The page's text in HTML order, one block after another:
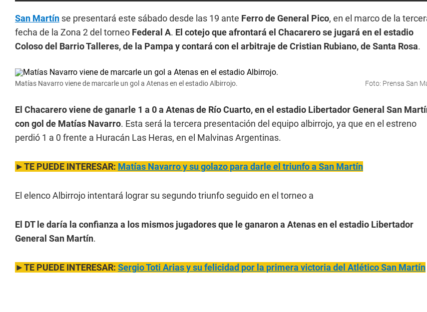
San Martín se presentará este sábado desde las 19 ante Ferrode General Pico, en el marco de la
fecha de la Zona 2 del torneo Federal A. El cotejo que afrontará el Chacarero se jugará en el estadio
Coloso del Barrio Talleres, de la Pampa y contará con el arbitraje de Cristian Rubiano, de Santa Rosa.
Matías Navarro viene de marcarle un gol a Atenas en el estadio Albirrojo. Foto: Prensa San
El Chacarero viene de ganarle 1 a 0 a Atenas de Río Cuarto, en el estadio Libertador General San
con gol de Matías Navarro. Esta será la tercera presentación del equipo albirrojo, ya que en el estreno
perdió 1 a 0 frente a Huracán Las Heras, en el Malvinas Argentinas.
►TE PUEDE INTERESAR: Matías Navarro y su golazo para darle el triunfo a San Martín
El elenco Albirrojo intentará lograr su segundo triunfo seguido en el torneo a
El DT le daría la confianza a los mismos jugadores que le ganaron a Atenas en el estadio Libertador
General San Martín.
►TE PUEDE INTERESAR: Sergio Toti Arias y su felicidad por la primera victoria del Atlético San Martín